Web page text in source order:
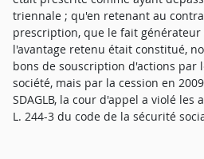
triennale ; qu'en retenant au
prescription, que le fait
l'avantage retenu était constitué,
bons de souscription d'actions par
société, mais par la cession en
SDAGLB, la cour d'appel a violé les
L. 244-3 du code de la sécurité